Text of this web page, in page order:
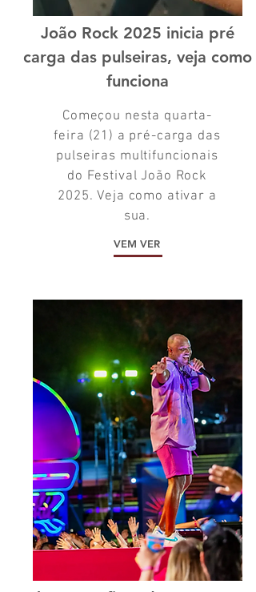
João Rock 2025 inicia pré
carga das pulseiras, veja como
funciona
Começou nesta quarta-
feira (21) a pré-carga das
pulseiras multifuncionais
do Festival João Rock
2025. Veja como ativar a
sua.
VEM VER